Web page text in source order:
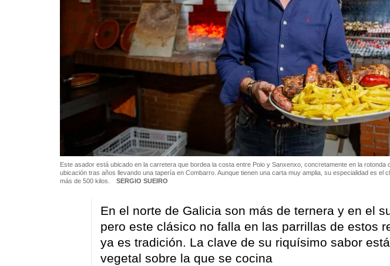
Este asador está ubicado en la carretera que bordea la costa entre Poio y Sanxenxo, concretamente en la rotonda
ubicación tras años llevando una tapería en Combarro. Aunque tienen una carta muy amplia, su especialidad es el
más de 500 kilos.
SERGIO SUEIRO
En el norte de Galicia son más de ternera y en el
pero este clásico no falla en las parrillas de estos
ya es tradición. La clave de su riquísimo sabor
vegetal sobre la que se cocina